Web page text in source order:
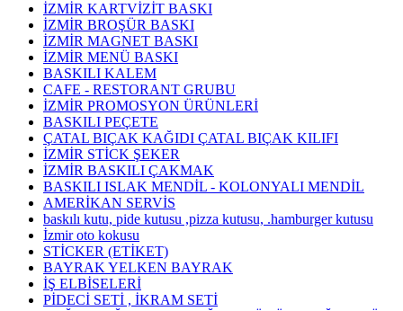
İZMİR KARTVİZİT BASKI
İZMİR BROŞÜR BASKI
İZMİR MAGNET BASKI
İZMİR MENÜ BASKI
BASKILI KALEM
CAFE - RESTORANT GRUBU
İZMİR PROMOSYON ÜRÜNLERİ
BASKILI PEÇETE
ÇATAL BIÇAK KAĞIDI ÇATAL BIÇAK KILIFI
İZMİR STİCK ŞEKER
İZMİR BASKILI ÇAKMAK
BASKILI ISLAK MENDİL - KOLONYALI MENDİL
AMERİKAN SERVİS
baskılı kutu, pide kutusu ,pizza kutusu, .hamburger kutusu
İzmir oto kokusu
STİCKER (ETİKET)
BAYRAK YELKEN BAYRAK
İŞ ELBİSELERİ
PİDECİ SETİ , İKRAM SETİ